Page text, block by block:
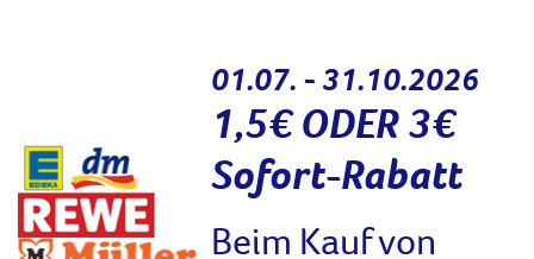
01.07. - 31.10.2026
1,5€ ODER 3€
Sofort-Rabatt
Beim Kauf von